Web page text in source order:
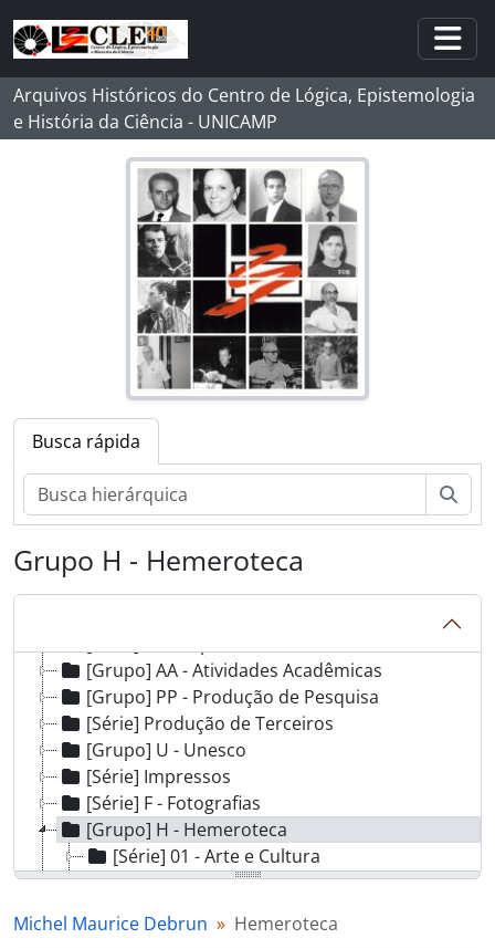
Skip to main content
Arquivos Históricos do Centro de Lógica, Epistemologia
e História da Ciência - UNICAMP
Busca rápida
Grupo H - Hemeroteca
[Fundo] MMD - Michel Maurice Debrun
[Grupo] AA - Atividades Acadêmicas
[Grupo] PP - Produção de Pesquisa
[Série] Produção de Terceiros
[Grupo] U - Unesco
[Série] Impressos
[Série] F - Fotografias
[Grupo] H - Hemeroteca
[Série] 01 - Arte e Cultura
[Série] 02 - Brasil
[Série] 04 - Ciências Humanas
Michel Maurice Debrun Hemeroteca